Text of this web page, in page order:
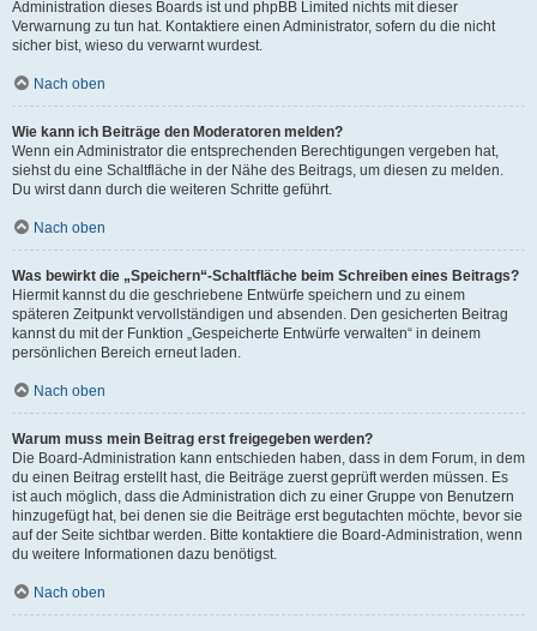
Administration dieses Boards ist und phpBB Limited nichts mit dieser
Verwarnung zu tun hat. Kontaktiere einen Administrator, sofern du die nicht
sicher bist, wieso du verwarnt wurdest.
Nach oben
Wie kann ich Beiträge den Moderatoren melden?
Wenn ein Administrator die entsprechenden Berechtigungen vergeben hat,
siehst du eine Schaltfläche in der Nähe des Beitrags, um diesen zu melden.
Du wirst dann durch die weiteren Schritte geführt.
Nach oben
Was bewirkt die „Speichern“-Schaltfläche beim Schreiben eines Beitrags?
Hiermit kannst du die geschriebene Entwürfe speichern und zu einem
späteren Zeitpunkt vervollständigen und absenden. Den gesicherten Beitrag
kannst du mit der Funktion „Gespeicherte Entwürfe verwalten“ in deinem
persönlichen Bereich erneut laden.
Nach oben
Warum muss mein Beitrag erst freigegeben werden?
Die Board-Administration kann entschieden haben, dass in dem Forum, in dem
du einen Beitrag erstellt hast, die Beiträge zuerst geprüft werden müssen. Es
ist auch möglich, dass die Administration dich zu einer Gruppe von Benutzern
hinzugefügt hat, bei denen sie die Beiträge erst begutachten möchte, bevor sie
auf der Seite sichtbar werden. Bitte kontaktiere die Board-Administration, wenn
du weitere Informationen dazu benötigst.
Nach oben